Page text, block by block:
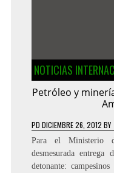
NOTICIAS
Petróleo y
PD DICIEMBRE 26, 2012 BY
Para el Ministerio
desmesurada
detonante: